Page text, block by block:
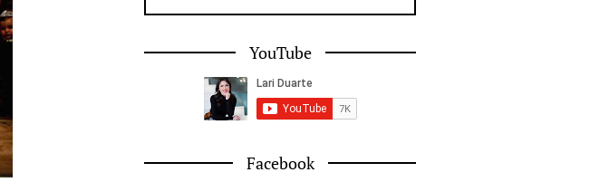
YouTube
Facebook